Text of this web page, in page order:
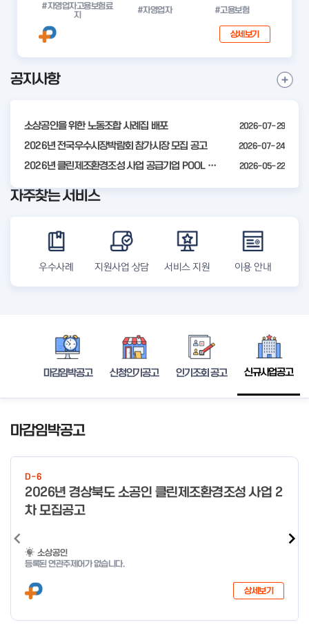
#자영업자고용보험료
지
#자영업자 #고용보험
상세보기
I
4
공지사항
소상공인을 위한 노동조합 사례집 배포 2026-07-29
2026년 전국우수시장박람회 참가시장 모집 공고 2026-07-24
2026년 클린제조환경조성 사업 공급기업 POOL 안내 2026-05-22
공
항
보
기
자주찾는 서비스
우수사례 지원사업 상담 서비스 지원 이용 안내
마감임박공고 신청인기공고 인기조회 공고 신규사업공고
마감임박공고
D-6
2026년 경상북도 소공인 클린제조환경조성 사업 2
차 모집공고
소상공인
등록된 연관주제어가 없습니다.
상세보기